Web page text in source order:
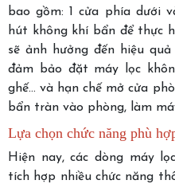
bao gồm: 1 cửa phía dưới
hút không khí bẩn để thực
sẽ ảnh hưởng đến hiệu
đảm bảo đặt máy lọc
ghế… và hạn chế mở cửa
bẩn tràn vào phòng, làm
Lựa chọn chức năng phù
Hiện nay, các dòng máy
tích hợp nhiều chức năng